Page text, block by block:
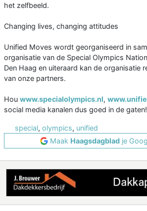
het zelfbeeld.
Changing lives, changing attitudes
Unified Moves wordt georganiseerd in
organisatie van de Special Olympics
Den Haag en uiteraard kan de organisatie
van onze partners.
Hou www.specialolympics.nl,
social media kanalen dus goed in de gaten!
special, olympics, unified
Maak Haagsdagbladje